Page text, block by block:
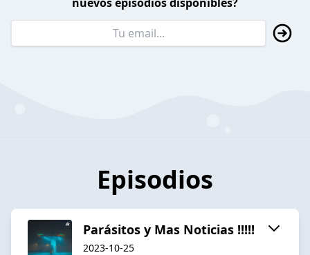
Episodios
Parásitos y Mas Noticias !!!!!
2023-10-25